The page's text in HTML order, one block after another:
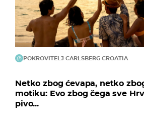
POKROVITELJ CARLSBERG CROATIA
Netko zbog ćevapa, netko
motiku: Evo zbog čega sve
pivo...